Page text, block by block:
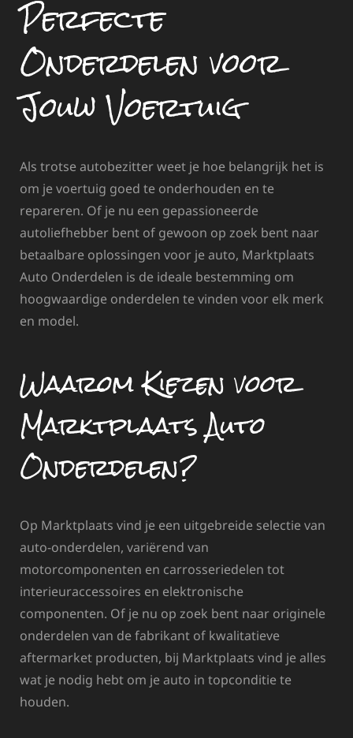
Perfecte
Onderdelen voor
Jouw Voertuig
Als trotse autobezitter weet je hoe belangrijk het is
om je voertuig goed te onderhouden en te
repareren. Of je nu een gepassioneerde
autoliefhebber bent of gewoon op zoek bent naar
betaalbare oplossingen voor je auto, Marktplaats
Auto Onderdelen is de ideale bestemming om
hoogwaardige onderdelen te vinden voor elk merk
en model.
Waarom Kiezen voor
Marktplaats Auto
Onderdelen?
Op Marktplaats vind je een uitgebreide selectie van
auto-onderdelen, variërend van
motorcomponenten en carrosseriedelen tot
interieuraccessoires en elektronische
componenten. Of je nu op zoek bent naar originele
onderdelen van de fabrikant of kwalitatieve
aftermarket producten, bij Marktplaats vind je alles
wat je nodig hebt om je auto in topconditie te
houden.